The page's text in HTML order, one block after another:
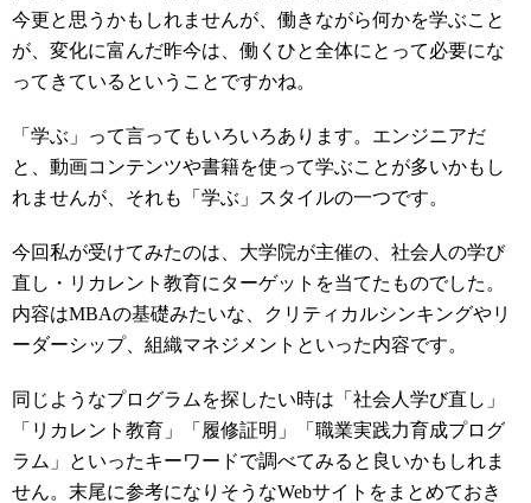
今更と思うかもしれませんが、働きながら何かを学ぶこと
が、変化に富んだ昨今は、働くひと全体にとって必要にな
ってきているということですかね。
「学ぶ」って言ってもいろいろあります。エンジニアだ
と、動画コンテンツや書籍を使って学ぶことが多いかもし
れませんが、それも「学ぶ」スタイルの一つです。
今回私が受けてみたのは、大学院が主催の、社会人の学び
直し・リカレント教育にターゲットを当てたものでした。
内容はMBAの基礎みたいな、クリティカルシンキングやリ
ーダーシップ、組織マネジメントといった内容です。
同じようなプログラムを探したい時は「社会人学び直し」
「リカレント教育」「履修証明」「職業実践力育成プログ
ラム」といったキーワードで調べてみると良いかもしれま
せん。末尾に参考になりそうなWebサイトをまとめておき